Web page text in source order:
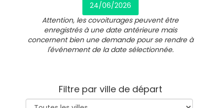
24/06/2026
Attention, les covoiturages peuvent être
enregistrés à une date antérieure mais
concernent bien une demande pour se rendre à
l'événement de la date sélectionnée.
Filtre par ville de départ